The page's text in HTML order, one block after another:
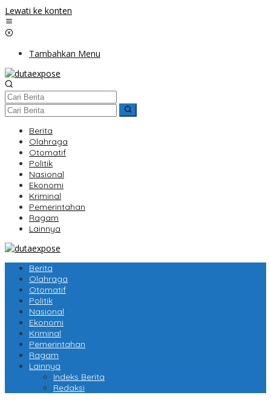
Lewati ke konten
Tambahkan Menu
Berita
Olahraga
Otomatif
Politik
Nasional
Ekonomi
Kriminal
Pemerintahan
Ragam
Lainnya
Berita
Olahraga
Otomatif
Politik
Nasional
Ekonomi
Kriminal
Pemerintahan
Ragam
Lainnya
Indeks Berita
Redaksi